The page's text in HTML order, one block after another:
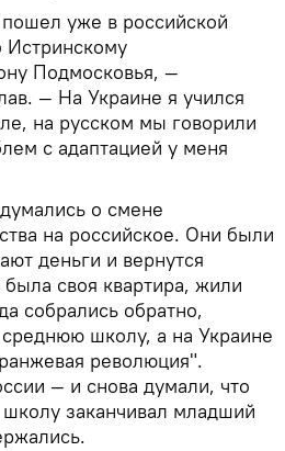
уже в российской
Подмосковья, —
— На Украине я учился
на русском мы говорили
с адаптацией у меня
о смене
на российское. Они были
деньги и вернутся
своя квартира, жили
собрались обратно,
среднюю школу, а на Украине
революция".
— и снова думали, что
заканчивал младший